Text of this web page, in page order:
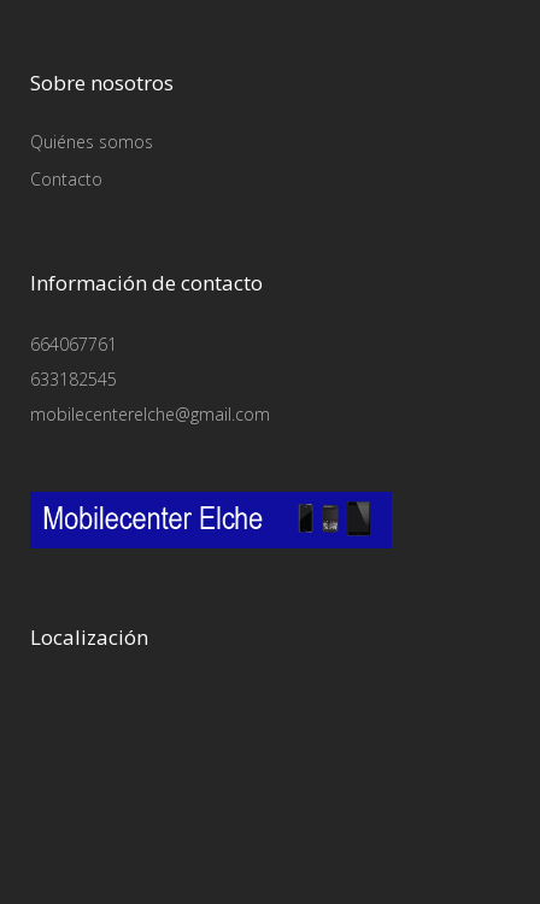
Sobre nosotros
Quiénes somos
Contacto
Información de contacto
664067761
633182545
mobilecenterelche@gmail.com
Localización